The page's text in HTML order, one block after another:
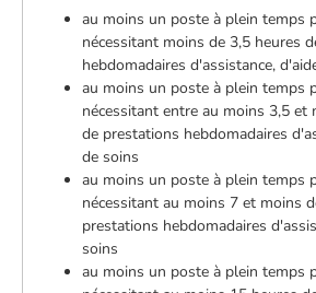
au moins un poste à plein temps
nécessitant moins de 3,5 heures
hebdomadaires d'assistance,
au moins un poste à plein temps
nécessitant entre au moins 3,5 et
de prestations hebdomadaires
de soins
au moins un poste à plein temps
nécessitant au moins 7 et moins
prestations hebdomadaires
soins
au moins un poste à plein temps